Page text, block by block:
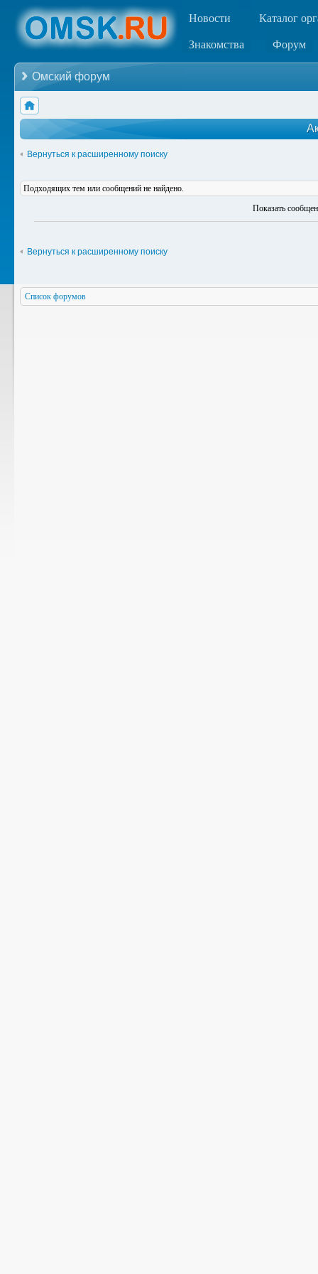
Новости Каталог
Знакомства Форум
Омский форум
Вернуться к расширенному поиску
Подходящих тем или сообщений не найдено.
Показать
Вернуться к расширенному поиску
Список форумов